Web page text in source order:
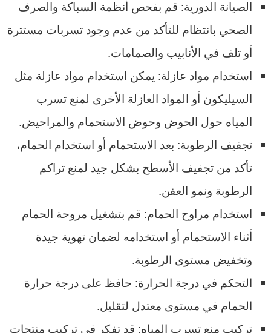
الصيانة الدورية: قم بفحص أنظمة السباكة والصرف
الصحي بانتظام للتأكد من عدم وجود تسربات مستترة
أو تلف في الأنابيب والصمامات.
استخدام مواد عازلة: يمكن استخدام مواد عازلة مثل
السيليكون أو المواد العازلة الأخرى لمنع تسرب
المياه حول الحوض وحوض الاستحمام والمراحيض.
تجفيف الرطوبة: بعد الاستحمام أو استخدام الحمام،
تأكد من تجفيف الأسطح بشكل جيد لمنع تراكم
الرطوبة ونمو العفن.
استخدام مراوح الحمام: قم بتشغيل مروحة الحمام
أثناء الاستحمام أو استخدامه لضمان تهوية جيدة
وتخفيض مستوى الرطوبة.
التحكم في درجة الحرارة: حافظ على درجة حرارة
الحمام في مستوى معتدل لتقليل.
تركيب منع تسرب المياه: قد تفكر في تركيب منتجات